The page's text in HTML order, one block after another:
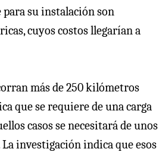
su instalación son
cuyos costos llegarían a
más de 250 kilómetros
que se requiere de una carga
casos se necesitará de unos
La investigación indica que esos